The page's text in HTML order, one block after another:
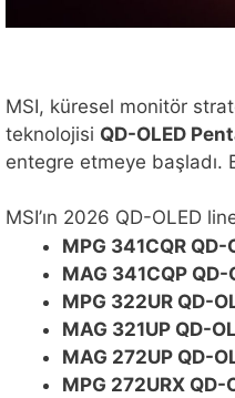
MSI, küresel monitör
teknolojisi QD-OLED
entegre etmeye başladı.
MSI’ın 2026 QD-OLED
MPG 341CQR QD-
MAG 341CQP QD-
MPG 322UR QD-
MAG 321UP QD-
MAG 272UP QD-
MPG 272URX QD-